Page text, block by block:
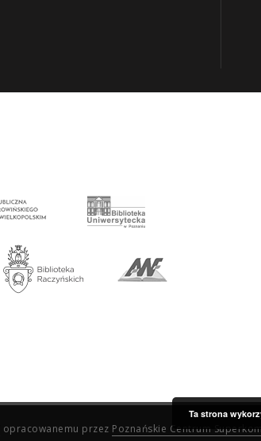
opracowanemu przez Poznańskie Centrum
Ta strona